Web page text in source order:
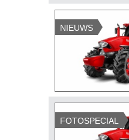
NIEUWS
FOTOSPECIAL